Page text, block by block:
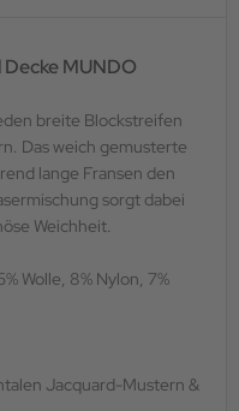
Decke MUNDO
breite Blockstreifen
Das weich gemusterte
lange Fransen den
sorgt dabei
Weichheit.
Wolle, 8% Nylon, 7%
Jacquard-Mustern &